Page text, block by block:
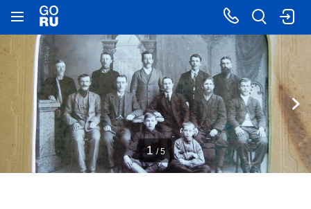
1 / 5